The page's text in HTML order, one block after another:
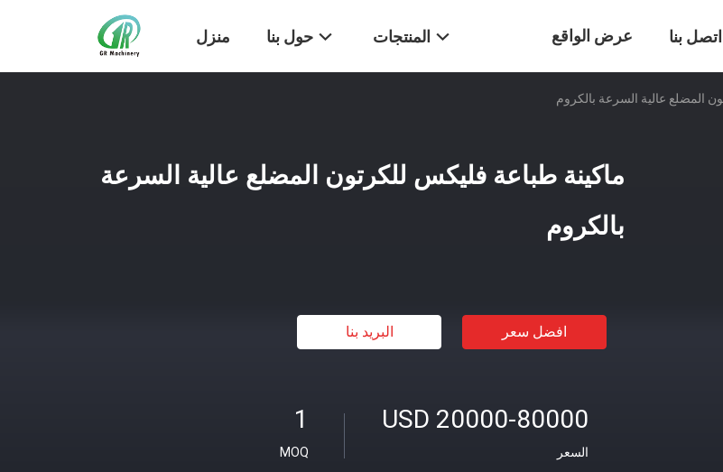
منزل حول بنا المنتجات عرض الواقع
الافتراضي
اتصل بنا
المضلع عالية السرعة بالكروم
ماكينة طباعة فليكس للكرتون المضلع عالية السرعة
بالكروم
افضل سعر البريد بنا
1
MOQ
20000-80000 USD
السعر